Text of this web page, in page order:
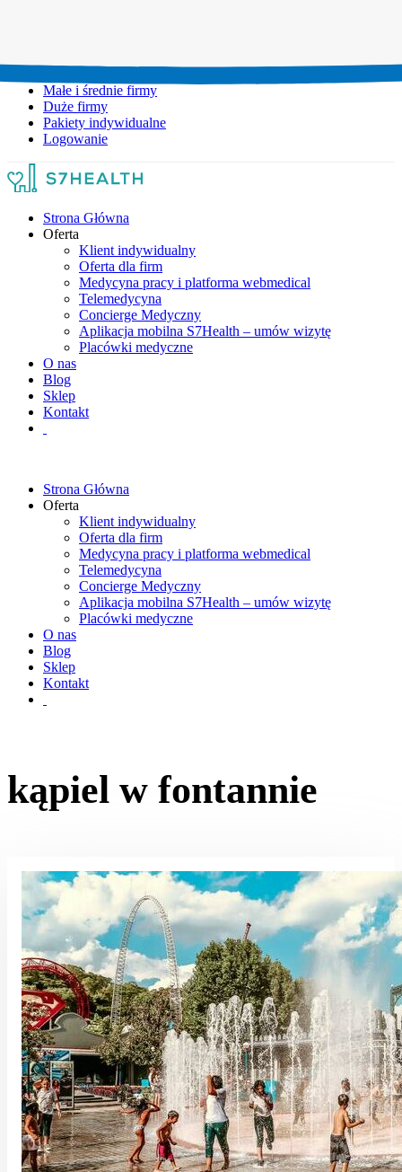
Małe i średnie firmy
Duże firmy
Pakiety indywidualne
Logowanie
Strona Główna
Oferta
Klient indywidualny
Oferta dla firm
Medycyna pracy i platforma webmedical
Telemedycyna
Concierge Medyczny
Aplikacja mobilna S7Health – umów wizytę
Placówki medyczne
O nas
Blog
Sklep
Kontakt
Strona Główna
Oferta
Klient indywidualny
Oferta dla firm
Medycyna pracy i platforma webmedical
Telemedycyna
Concierge Medyczny
Aplikacja mobilna S7Health – umów wizytę
Placówki medyczne
O nas
Blog
Sklep
Kontakt
kąpiel w fontannie